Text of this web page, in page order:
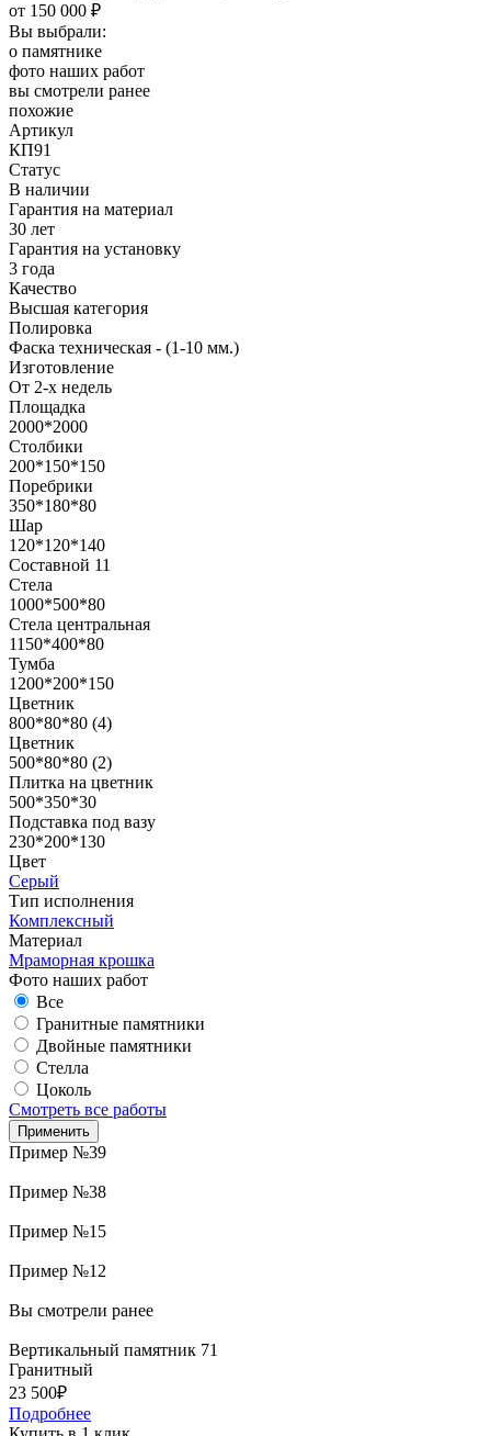
от 150 000 ₽
Вы выбрали:
о памятнике
фото наших работ
вы смотрели ранее
похожие
Артикул
КП91
Статус
В наличии
Гарантия на материал
30 лет
Гарантия на установку
3 года
Качество
Высшая категория
Полировка
Фаска техническая - (1-10 мм.)
Изготовление
От 2-х недель
Площадка
2000*2000
Столбики
200*150*150
Поребрики
350*180*80
Шар
120*120*140
Составной 11
Стела
1000*500*80
Стела центральная
1150*400*80
Тумба
1200*200*150
Цветник
800*80*80 (4)
Цветник
500*80*80 (2)
Плитка на цветник
500*350*30
Подставка под вазу
230*200*130
Цвет
Серый
Тип исполнения
Комплексный
Материал
Мраморная крошка
Фото наших работ
Все
Гранитные памятники
Двойные памятники
Стелла
Цоколь
Смотреть все работы
Пример №39
Пример №38
Пример №15
Пример №12
Вы смотрели ранее
Вертикальный памятник 71
Гранитный
23 500₽
Подробнее